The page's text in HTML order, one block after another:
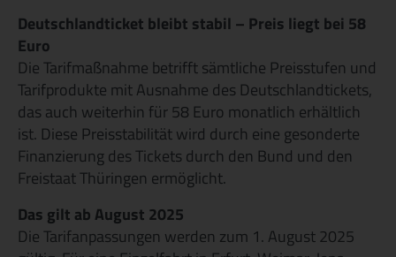
Deutschlandticket bleibt stabil – Preis liegt bei 58
Euro
Die Tarifmaßnahme betrifft sämtliche Preisstufen und
Tarifprodukte mit Ausnahme des Deutschlandtickets,
das auch weiterhin für 58 Euro monatlich erhältlich
ist. Diese Preisstabilität wird durch eine gesonderte
Finanzierung des Tickets durch den Bund und den
Freistaat Thüringen ermöglicht.
Das gilt ab August 2025
Die Tarifanpassungen werden zum 1. August 2025